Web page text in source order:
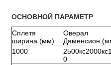
ОСНОВНОЙ ПАРАМЕТР
Сплетя
ширина (мм)
Оверал
Дяменсион
1000
0